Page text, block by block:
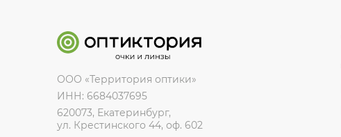
ООО «Территория оптики»
ИНН: 6684037695
620073, Екатеринбург,
ул. Крестинского 44, оф. 602